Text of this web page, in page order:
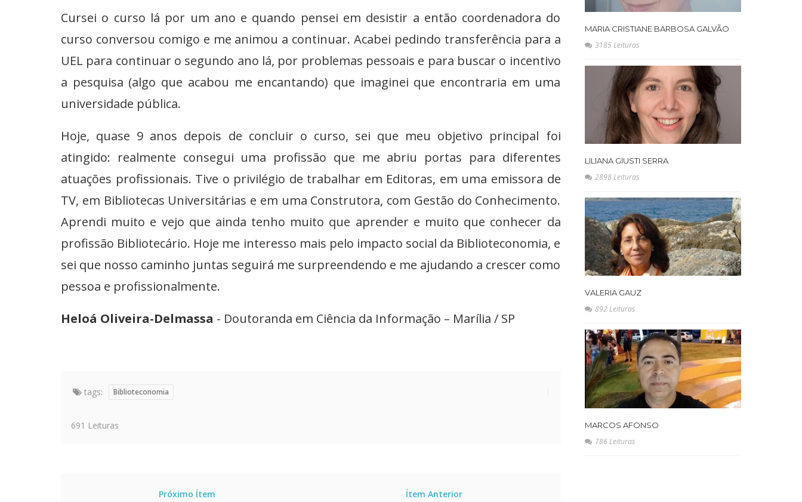
Cursei o curso lá por um ano e quando pensei em desistir a então coordenadora do
curso conversou comigo e me animou a continuar. Acabei pedindo transferência para a
UEL para continuar o segundo ano lá, por problemas pessoais e para buscar o incentivo
a pesquisa (algo que acabou me encantando) que imaginei que encontraria em uma
universidade pública.
Hoje, quase 9 anos depois de concluir o curso, sei que meu objetivo principal foi
atingido: realmente consegui uma profissão que me abriu portas para diferentes
atuações profissionais. Tive o privilégio de trabalhar em Editoras, em uma emissora de
TV, em Bibliotecas Universitárias e em uma Construtora, com Gestão do Conhecimento.
Aprendi muito e vejo que ainda tenho muito que aprender e muito que conhecer da
profissão Bibliotecário. Hoje me interesso mais pelo impacto social da Biblioteconomia, e
sei que nosso caminho juntas seguirá me surpreendendo e me ajudando a crescer como
pessoa e profissionalmente.
Heloá Oliveira-Delmassa - Doutoranda em Ciência da Informação – Marília / SP
tags: Biblioteconomia
691 Leituras
Próximo Ítem Ítem Anterior
MARIA CRISTIANE BARBOSA GALVÃO
3185 Leituras
LILIANA GIUSTI SERRA
2898 Leituras
VALERIA GAUZ
892 Leituras
MARCOS AFONSO
786 Leituras